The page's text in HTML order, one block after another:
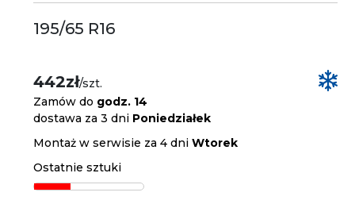
195/65 R16
442zł/szt.
Zamów do godz. 14
dostawa za 3 dni Poniedziałek
Montaż w serwisie za 4 dniWtorek
Ostatnie sztuki